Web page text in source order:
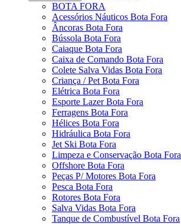
BOTA FORA
Acessórios Náuticos Bota Fora
Âncoras Bota Fora
Bússola Bota Fora
Caiaque Bota Fora
Caixa de Comando Bota Fora
Colete Salva Vidas Bota Fora
Criança / Pet Bota Fora
Elétrica Bota Fora
Esporte Lazer Bota Fora
Ferragens Bota Fora
Hélices Bota Fora
Hidráulica Bota Fora
Jet Ski Bota Fora
Limpeza e Conservação Bota Fora
Offshore Bota Fora
Peças P/ Motores Bota Fora
Pesca Bota Fora
Rotores Bota Fora
Salva Vidas Bota Fora
Tanque de Combustível Bota Fora